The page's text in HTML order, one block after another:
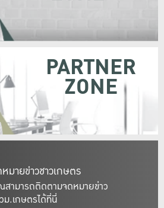
มายข่าวชาวเกษตร
ามารถติดตามจดหมายข่าว
ม.เกษตรได้ที่นี่
PARTNER
ZONE